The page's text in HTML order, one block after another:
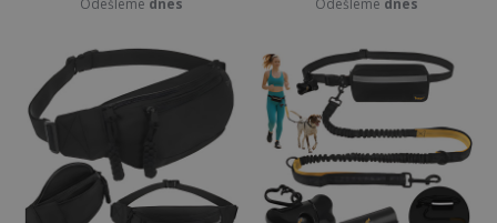
Odešleme dnes
Odešleme dnes